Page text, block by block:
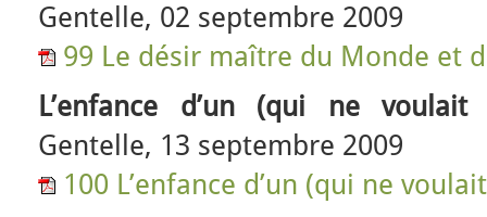
Gentelle, 02 septembre 2009
99 Le désir maître du Monde et
L’enfance d’un (qui ne
Gentelle, 13 septembre 2009
100 L’enfance d’un (qui ne